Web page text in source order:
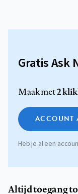
Gratis Ask
Maak met2
ACCOUNT
Heb je al een
Altijd toegang